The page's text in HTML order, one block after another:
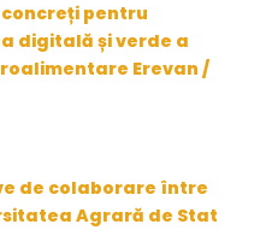
pentru
digitală și verde a
Erevan /
de colaborare între
Agrară de Stat